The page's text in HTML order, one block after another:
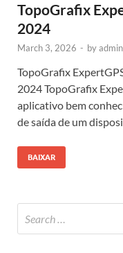
TopoGrafix
2024
March 3, 2026 - by
TopoGrafix
2024 TopoGrafix
aplicativo bem
de saída de um
BAIXAR